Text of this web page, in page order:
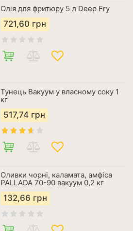
Олія для фритюру 5 л Deep Fry
721,60 грн
Тунець Вакуум у власному соку 1
кг
517,74 грн
Оливки чорні, каламата, амфіса
PALLADA 70-90 вакуум 0,2 кг
132,66 грн